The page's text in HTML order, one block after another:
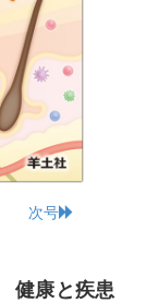
次号
健康と疾患